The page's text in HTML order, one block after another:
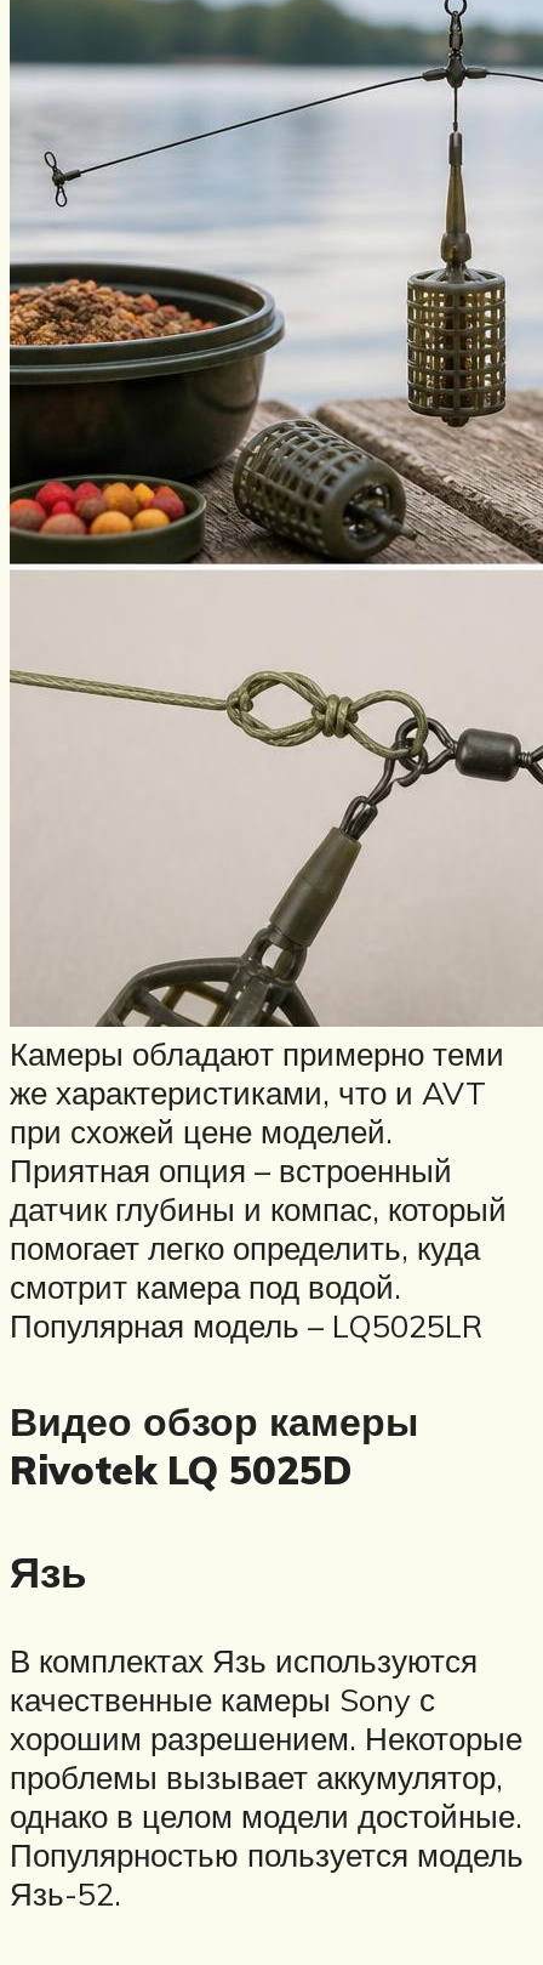
Камеры обладают примерно теми
же характеристиками, что и AVT
при схожей цене моделей.
Приятная опция – встроенный
датчик глубины и компас, который
помогает легко определить, куда
смотрит камера под водой.
Популярная модель – LQ5025LR
Видео обзор камеры
Rivotek LQ 5025D
Язь
В комплектах Язь используются
качественные камеры Sony с
хорошим разрешением. Некоторые
проблемы вызывает аккумулятор,
однако в целом модели достойные.
Популярностью пользуется модель
Язь-52.